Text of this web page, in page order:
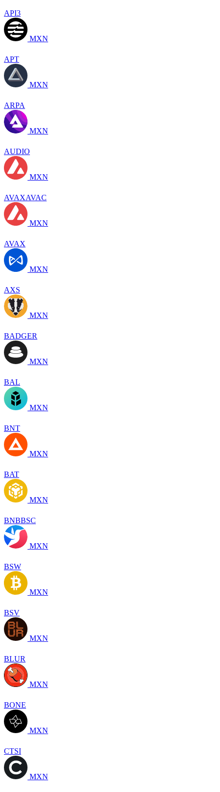
API3
MXN
APT
MXN
ARPA
MXN
AUDIO
MXN
AVAXAVAC
MXN
AVAX
MXN
AXS
MXN
BADGER
MXN
BAL
MXN
BNT
MXN
BAT
MXN
BNBBSC
MXN
BSW
MXN
BSV
MXN
BLUR
MXN
BONE
MXN
CTSI
MXN